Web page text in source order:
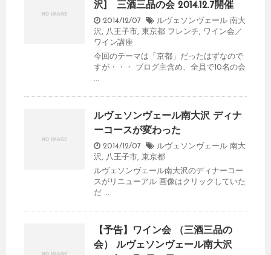
沢] 三酒三品の会 2014.12.7開催
2014/12/07
ルヴェソンヴェール 南大
沢 , 八王子市, 東京都 フレンチ, ワイン会／
ワイン講座
今回のテーマは「京都」だったはずなので
すが・・・ ブログ主含め、全員で10名の会
...
ルヴェソンヴェール南大沢 ディナ
ーコースが変わった
2014/12/07
ルヴェソンヴェール 南大
沢 , 八王子市, 東京都
ルヴェソンヴェール南大沢のディナーコー
スがリニューアル 画像はクリックしていた
だ ...
【予告】ワイン会 （三酒三品の
会） ルヴェソンヴェール南大沢